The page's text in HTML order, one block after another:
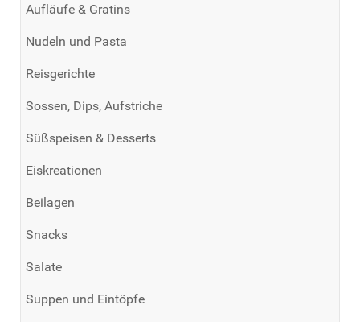
Aufläufe & Gratins
Nudeln und Pasta
Reisgerichte
Sossen, Dips, Aufstriche
Süßspeisen & Desserts
Eiskreationen
Beilagen
Snacks
Salate
Suppen und Eintöpfe